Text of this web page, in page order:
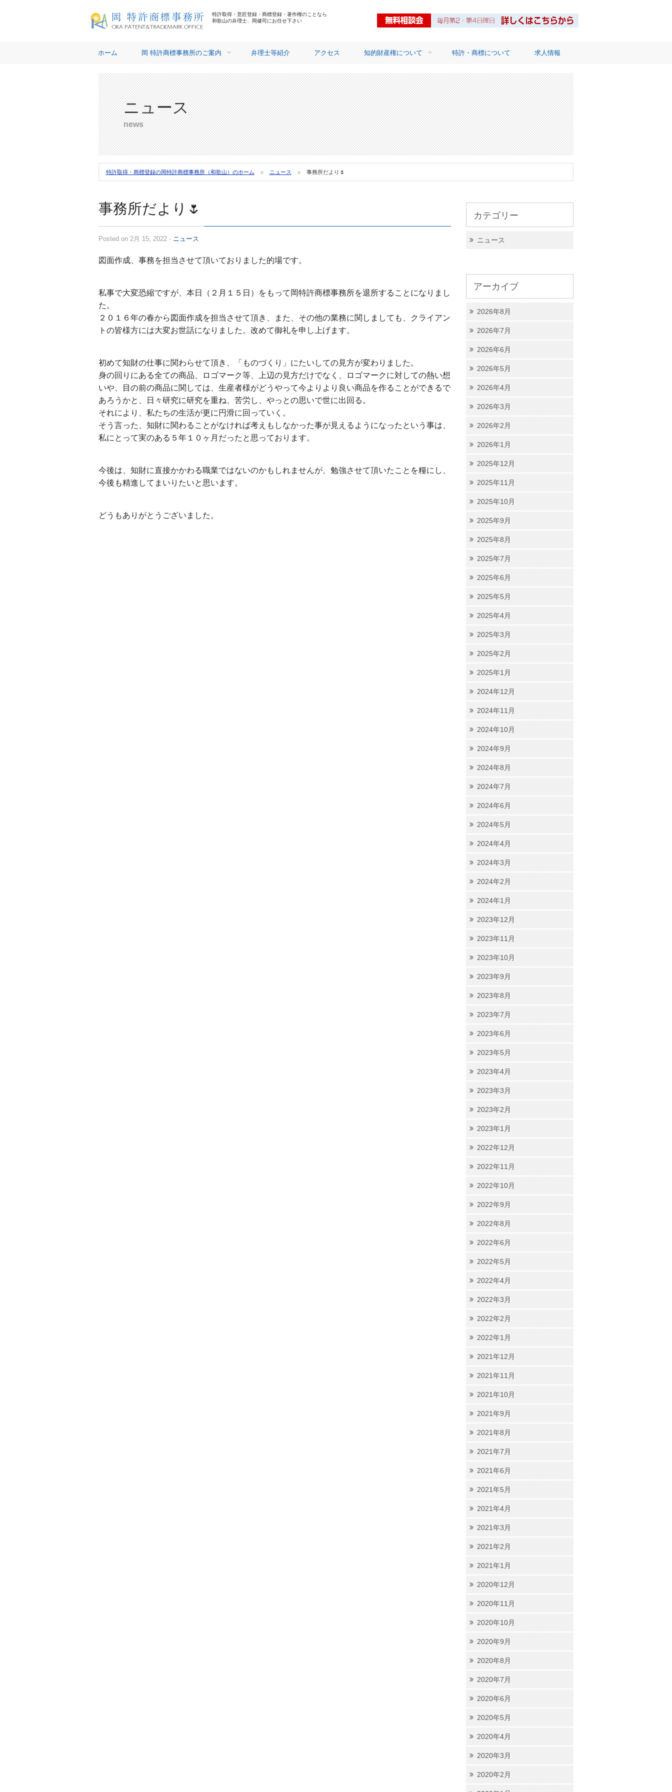
特許取得・意匠登録・商標登録・著作権のことなら
和歌山の弁理士、岡健司にお任せ下さい
ホーム 岡 特許商標事務所のご案内
業務内容
リンク
プライバシーポリシー
弁理士等紹介 アクセス 知的財産権について
知的財産権を取得するメリット
特許・商標について 求人情報
ニュース
news
特許取得・商標登録の岡特許商標事務所（和歌山）のホーム ニュース 事務所だより🌷
事務所だより🌷
Posted on 2月 15, 2022 - ニュース
図面作成、事務を担当させて頂いておりました的場です。
私事で大変恐縮ですが、本日（２月１５日）をもって岡特許商標事務所を退所することになりまし
た。
２０１６年の春から図面作成を担当させて頂き、また、その他の業務に関しましても、クライアン
トの皆様方には大変お世話になりました。改めて御礼を申し上げます。
初めて知財の仕事に関わらせて頂き、「ものづくり」にたいしての見方が変わりました。
身の回りにある全ての商品、ロゴマーク等、上辺の見方だけでなく、ロゴマークに対しての熱い想
いや、目の前の商品に関しては、生産者様がどうやって今よりより良い商品を作ることができるで
あろうかと、日々研究に研究を重ね、苦労し、やっとの思いで世に出回る。
それにより、私たちの生活が更に円滑に回っていく。
そう言った、知財に関わることがなければ考えもしなかった事が見えるようになったという事は、
私にとって実のある５年１０ヶ月だったと思っております。
今後は、知財に直接かかわる職業ではないのかもしれませんが、勉強させて頂いたことを糧にし、
今後も精進してまいりたいと思います。
どうもありがとうございました。
カテゴリー
ニュース
アーカイブ
2026年8月
2026年7月
2026年6月
2026年5月
2026年4月
2026年3月
2026年2月
2026年1月
2025年12月
2025年11月
2025年10月
2025年9月
2025年8月
2025年7月
2025年6月
2025年5月
2025年4月
2025年3月
2025年2月
2025年1月
2024年12月
2024年11月
2024年10月
2024年9月
2024年8月
2024年7月
2024年6月
2024年5月
2024年4月
2024年3月
2024年2月
2024年1月
2023年12月
2023年11月
2023年10月
2023年9月
2023年8月
2023年7月
2023年6月
2023年5月
2023年4月
2023年3月
2023年2月
2023年1月
2022年12月
2022年11月
2022年10月
2022年9月
2022年8月
2022年6月
2022年5月
2022年4月
2022年3月
2022年2月
2022年1月
2021年12月
2021年11月
2021年10月
2021年9月
2021年8月
2021年7月
2021年6月
2021年5月
2021年4月
2021年3月
2021年2月
2021年1月
2020年12月
2020年11月
2020年10月
2020年9月
2020年8月
2020年7月
2020年6月
2020年5月
2020年4月
2020年3月
2020年2月